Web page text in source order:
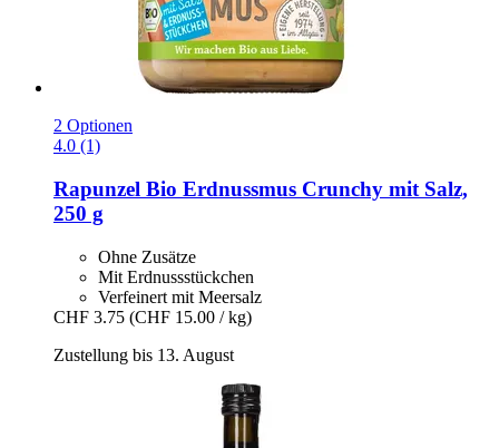
2 Optionen
4.0 (1)
Rapunzel Bio Erdnussmus Crunchy mit Salz,
250 g
Ohne Zusätze
Mit Erdnussstückchen
Verfeinert mit Meersalz
CHF 3.75 (CHF 15.00 / kg)
Zustellung bis 13. August